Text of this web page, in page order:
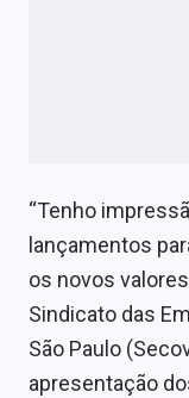
Sobre
Expediente
Contato
“Tenho
lançamentos
os novos
Sindicato das
São Paulo
apresentação